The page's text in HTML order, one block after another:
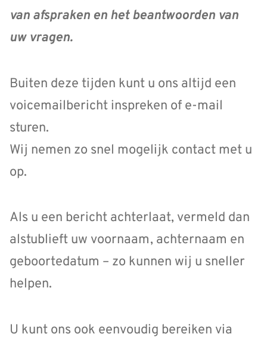
van afspraken en het beantwoorden van
uw vragen.
Buiten deze tijden kunt u ons altijd een
voicemailbericht inspreken of e-mail
sturen.
Wij nemen zo snel mogelijk contact met u
op.
Als u een bericht achterlaat, vermeld dan
alstublieft uw voornaam, achternaam en
geboortedatum – zo kunnen wij u sneller
helpen.
U kunt ons ook eenvoudig bereiken via